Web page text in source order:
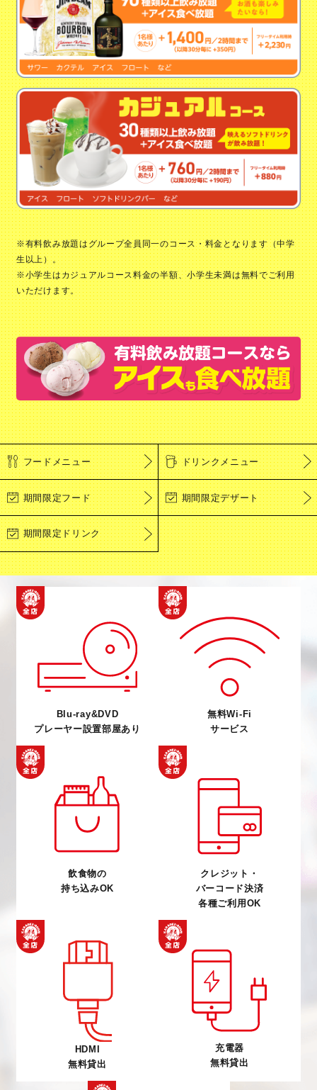
※有料飲み放題はグループ全員同一のコース・料金となります（中学
生以上）。
※小学生はカジュアルコース料金の半額、小学生未満は無料でご利用
いただけます。
フードメニュー ドリンクメニュー
期間限定フード 期間限定デザート
期間限定ドリンク
Blu-ray&DVD
プレーヤー設置部屋あり
無料Wi-Fi
サービス
飲食物の
持ち込みOK
クレジット・
バーコード決済
各種ご利用OK
HDMI
無料貸出
充電器
無料貸出